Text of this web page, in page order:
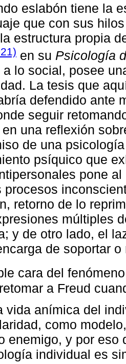
eslabón tiene la
que con sus
estructura propia
en su Psicología
a lo social, posee
La tesis que
defendido ante
seguir
una reflexión
de una
psíquico que
pone
procesos
retorno de lo
múltiples
y de otro lado, el
de soportar
cara del
a Freud
vida anímica del
como
enemigo, y por eso
individual es